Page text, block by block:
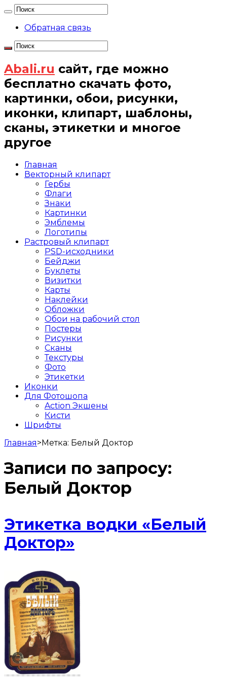
Обратная связь
Abali.ru сайт, где можно
бесплатно скачать фото,
картинки, обои, рисунки,
иконки, клипарт, шаблоны,
сканы, этикетки и многое
другое
Главная
Векторный клипарт
Гербы
Флаги
Знаки
Картинки
Эмблемы
Логотипы
Растровый клипарт
PSD-исходники
Бейджи
Буклеты
Визитки
Карты
Наклейки
Обложки
Обои на рабочий стол
Постеры
Рисунки
Сканы
Текстуры
Фото
Этикетки
Иконки
Для Фотошопа
Action Экшены
Кисти
Шрифты
Главная>Метка: Белый Доктор
Записи по запросу:
Белый Доктор
Этикетка водки «Белый
Доктор»